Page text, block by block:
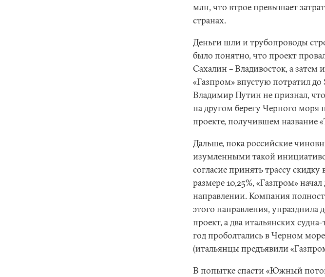
млн, что втрое превышает
странах.
Деньги шли и трубопроводы
было понятно, что проект
Сахалин – Владивосток, а
«Газпром» впустую потратил до
Владимир Путин не признал,
на другом берегу Черного моря
проекте, получившем название
Дальше, пока российские
изумленными такой
согласие принять трассу скидку
размере 10,25%, «Газпром»
направлении. Компания
этого направления, упразднила
проект, а два итальянских
год проболтались в Черном
(итальянцы предъявили
В попытке спасти «Южный